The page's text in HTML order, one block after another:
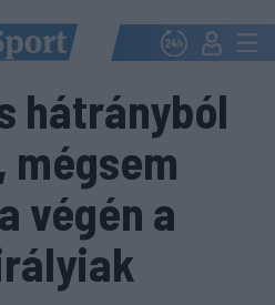
hátrányból
végén a